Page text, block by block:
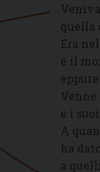
quella
Era
e il
Venne
e i
A
ha
a